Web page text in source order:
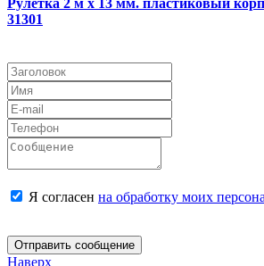
Рулетка 2 м х 13 мм. пластиковый
31301
Я согласен на обработку моих
Отправить сообщение
Наверх